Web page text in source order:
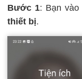
Bước 1: Bạn vào
thiết bị.